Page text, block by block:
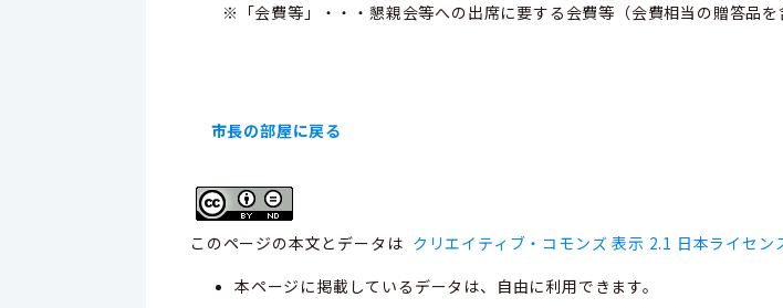
※「会費等」・・・懇親会等への出席に要する会費等（会費相当の贈答品を
市長の部屋に戻る
このページの本文とデータは クリエイティブ・コモンズ 表示 2.1 日本ライセン
本ページに掲載しているデータは、自由に利用できます。